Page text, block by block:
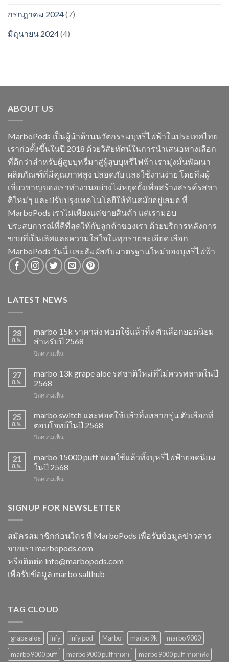
กรกฎาคม 2024(7)
มิถุนายน 2024(4)
ABOUT US
MarboPods เป็นผู้นำด้านนวัตกรรมบุหรี่ไฟฟ้าในประเทศไทย
เราก่อตั้งขึ้นในปี 2018 ด้วยวิสัยทัศน์ในการนำเสนอทางเลือก
ที่ดีกว่าสำหรับผู้สูบบุหรี่มาสู่ผู้สูบบุหรี่ไฟฟ้า เรามุ่งมั่นพัฒนา
ผลิตภัณฑ์ที่มีคุณภาพสูง ปลอดภัย และใช้งานง่าย โดยทีมผู้
เชี่ยวชาญของเราทำงานอย่างไม่หยุดยั้งเพื่อสร้างสรรค์รสชา
ติใหม่ๆ และปรับปรุงเทคโนโลยีให้ทันสมัยอยู่เสมอ ที่
MarboPods เราไม่เพียงแค่ขายสินค้า แต่เรามอบ
ประสบการณ์ที่ดีที่สุดให้กับลูกค้าของเรา ด้วยบริการหลังการ
ขายที่เป็นเลิศและความใส่ใจในทุกรายละเอียด เลือก
MarboPods วันนี้ และสัมผัสกับมาตรฐานใหม่ของบุหรี่ไฟฟ้า
LATEST NEWS
28
ก.พ.
marbo 15k ราคาส่ง พอตใช้แล้วทิ้ง ตัวเลือกยอดนิยม
สำหรับปี 2568
ปิดความเห็น
15k
ราคา
พอต
แล้ว
ทิ้ง
เลือก
นิยม
สำหรับ
2568
27
ก.พ.
marbo 13k grape aloe รสชาติใหม่ที่ไม่ควรพลาดในปี
2568
ปิดความเห็น
13k
grape
aloe
รสชาติ
ที่
ไม่
พลาด
25
ก.พ.
marbo switch และพอตใช้แล้วทิ้งหลากรุ่น ตัวเลือกที่
ตอบโจทย์ในปี 2568
ปิดความเห็น
switch
และ
พอต
ใช้
หลาก
เลือก
ที่
ตอบ
โจทย์
ในปี
2568
21
ก.พ.
marbo 15000 puff พอตใช้แล้วทิ้งบุหรี่ไฟฟ้ายอดนิยม
ในปี 2568
ปิดความเห็น
puff
แล้ว
ทิ้ง
บุหรี่
ยอด
นิยม
SIGNUP FOR NEWSLETTER
สมัครสมาชิกก่อนใคร ที่ MarboPods เพื่อรับข้อมูลข่าวสาร
จากเรา marbopods.com
หรือติดต่อ info@marbopods.com
เพื่อรับข้อมูล marbo salthub
TAG CLOUD
grape aloe infy infy pod Marbo marbo 9k
marbo 9000
marbo 9000 puff
marbo 9000 puff ราคา marbo 9000 puff ราคาส่ง